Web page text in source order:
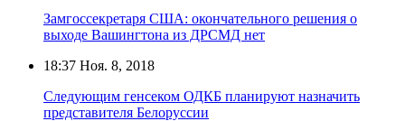
Замгоссекретаря США: окончательного решения о
выходе Вашингтона из ДРСМД нет
18:37 Ноя. 8, 2018
Следующим генсеком ОДКБ планируют назначить
представителя Белоруссии